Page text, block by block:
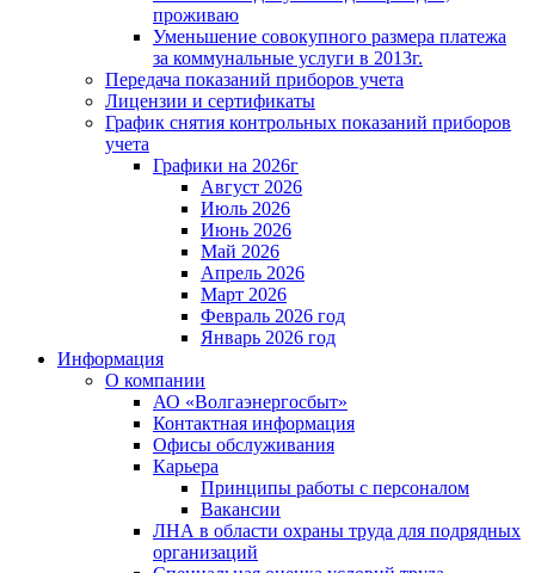
проживаю
Уменьшение совокупного размера платежа
за коммунальные услуги в 2013г.
Передача показаний приборов учета
Лицензии и сертификаты
График снятия контрольных показаний приборов
учета
Графики на 2026г
Август 2026
Июль 2026
Июнь 2026
Май 2026
Апрель 2026
Март 2026
Февраль 2026 год
Январь 2026 год
Информация
О компании
АО «Волгаэнергосбыт»
Контактная информация
Офисы обслуживания
Карьера
Принципы работы с персоналом
Вакансии
ЛНА в области охраны труда для подрядных
организаций